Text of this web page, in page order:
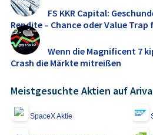
FS KKR Capital:
Rendite – Chance oder Value
Wenn die Magnificent 7
Crash die Märkte mitreißen
Meistgesuchte Aktien auf
SpaceX Aktie